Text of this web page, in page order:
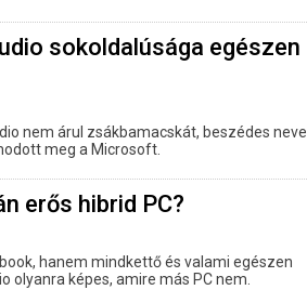
sokoldalúsága egészen
nem árul zsákbamacskát, beszédes neve
meg a Microsoft.
erős hibrid PC?
hanem mindkettő és valami egészen
olyanra képes, amire más PC nem.